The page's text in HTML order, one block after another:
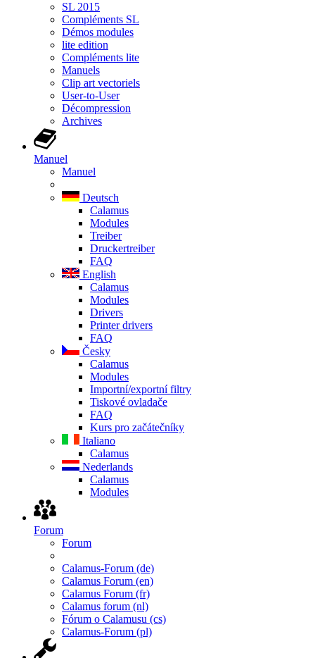
SL 2015
Compléments SL
Démos modules
lite edition
Compléments lite
Manuels
Clip art vectoriels
User-to-User
Décompression
Archives
Manuel
Manuel
Deutsch
Calamus
Modules
Treiber
Druckertreiber
FAQ
English
Calamus
Modules
Drivers
Printer drivers
FAQ
Česky
Calamus
Modules
Importní/exportní filtry
Tiskové ovladače
FAQ
Kurs pro začátečníky
Italiano
Calamus
Nederlands
Calamus
Modules
Forum
Forum
Calamus-Forum (de)
Calamus Forum (en)
Calamus Forum (fr)
Calamus forum (nl)
Fórum o Calamusu (cs)
Calamus-Forum (pl)